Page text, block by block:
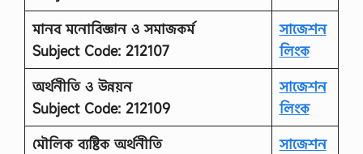
মানব মনোবিজ্ঞান ও সমাজকর্ম
Subject Code: 212107
সাজেশন
লিংক
অর্থনীতি ও উন্নয়ন
Subject Code: 212109
সাজেশন
লিংক
মৌলিক ব্যষ্টিক অর্থনীতি
সাজেশন